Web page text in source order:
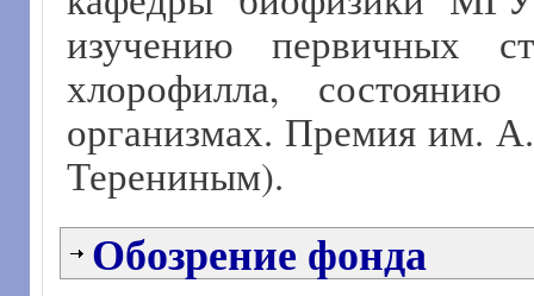
изучению первичных
хлорофилла,
организмах. Премия им.
Терениным).
Обозрение фонда